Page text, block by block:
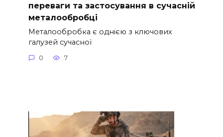
переваги та застосування в сучасній
металообробці
Металообробка є однією з ключових
галузей сучасної
0 7